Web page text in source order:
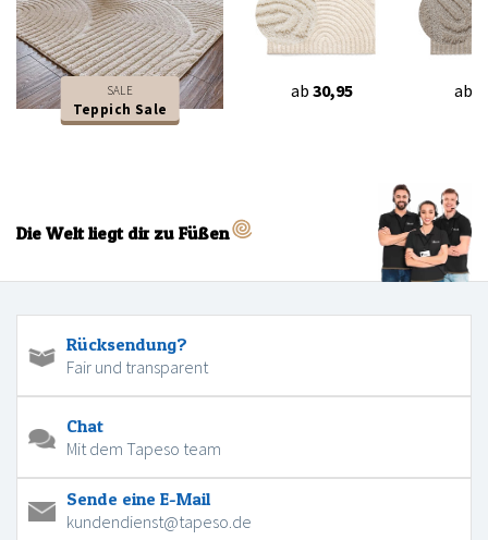
SALE
Teppich Sale
ab 30,95 ab
Die Welt liegt dir zu Füßen
Rücksendung?
Fair und transparent
Chat
Mit dem Tapeso team
Sende eine E-Mail
kundendienst@tapeso.de